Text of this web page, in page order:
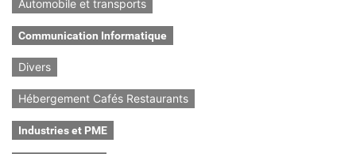
Automobile et transports
Communication Informatique
Divers
Hébergement Cafés Restaurants
Industries et PME